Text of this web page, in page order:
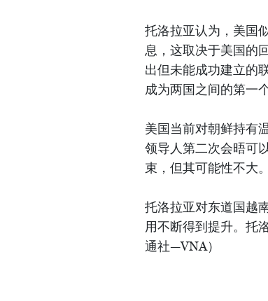
托洛拉亚认为，美国
息，这取决于美国的
出但未能成功建立的
成为两国之间的第一
美国当前对朝鲜持有
领导人第二次会晤可
束，但其可能性不大。
托洛拉亚对东道国越
用不断得到提升。托
通社—VNA）